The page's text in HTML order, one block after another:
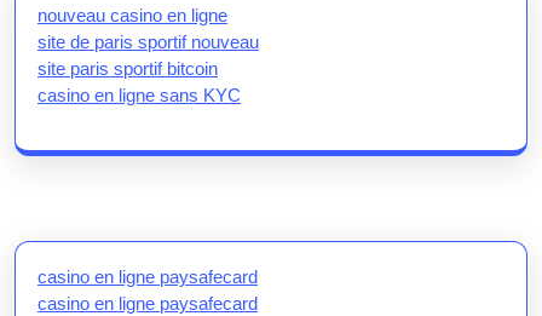
nouveau casino en ligne
site de paris sportif nouveau
site paris sportif bitcoin
casino en ligne sans KYC
casino en ligne paysafecard
casino en ligne paysafecard